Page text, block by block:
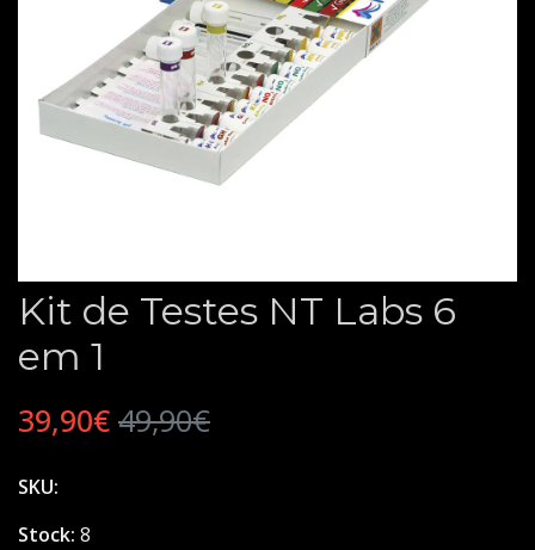
Kit de Testes NT Labs 6
em 1
39,90€ 49,90€
SKU:
Stock: 8